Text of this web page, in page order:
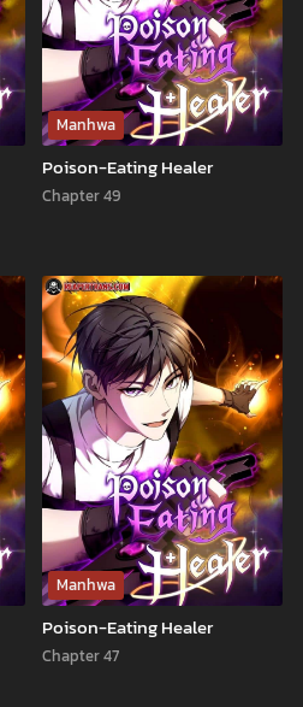
Manhwa
Poison-Eating Healer
Chapter 49
Manhwa
Poison-Eating Healer
Chapter 47